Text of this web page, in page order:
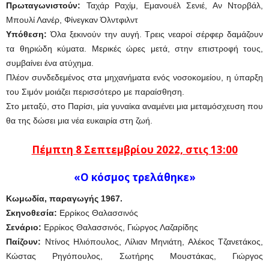
Πρωταγωνιστούν: Ταχάρ Ραχίμ, Εμανουέλ Σενιέ, Αν Ντορβάλ,
Μπουλί Λανέρ, Φίνεγκαν Όλντφιλντ
Υπόθεση: Όλα ξεκινούν την αυγή. Τρεις νεαροί σέρφερ δαμάζουν
τα θηριώδη κύματα. Μερικές ώρες μετά, στην επιστροφή τους,
συμβαίνει ένα ατύχημα.
Πλέον συνδεδεμένος στα μηχανήματα ενός νοσοκομείου, η ύπαρξη
του Σιμόν μοιάζει περισσότερο με παραίσθηση.
Στο μεταξύ, στο Παρίσι, μία γυναίκα αναμένει μια μεταμόσχευση που
θα της δώσει μια νέα ευκαιρία στη ζωή.
Πέμπτη 8 Σεπτεμβρίου 2022, στις 13:00
«Ο κόσμος τρελάθηκε»
Κωμωδία, παραγωγής 1967.
Σκηνοθεσία: Ερρίκος Θαλασσινός
Σενάριο: Ερρίκος Θαλασσινός, Γιώργος Λαζαρίδης
Παίζουν: Ντίνος Ηλιόπουλος, Λίλιαν Μηνιάτη, Αλέκος Τζανετάκος,
Κώστας Ρηγόπουλος, Σωτήρης Μουστάκας, Γιώργος